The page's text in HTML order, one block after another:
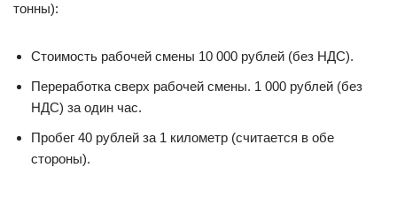
тонны):
Стоимость рабочей смены 10 000 рублей (без НДС).
Переработка сверх рабочей смены. 1 000 рублей (без
НДС) за один час.
Пробег 40 рублей за 1 километр (считается в обе
стороны).